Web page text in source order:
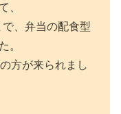
、
、弁当の配食型
。
方が来られまし